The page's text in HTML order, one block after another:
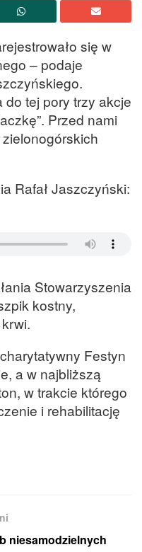
się w
– podaje
do tej pory trzy akcje
Przed nami
Rafał Jaszczyński:
Stowarzyszenia
kostny,
Festyn
a w najbliższą
w trakcie którego
i rehabilitację
niesamodzielnych